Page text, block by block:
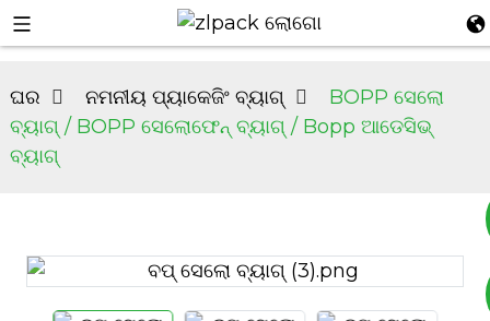
ଘର ନମନୀୟ ପ୍ୟାକେଜିଂ ବ୍ୟାଗ୍
BOPP ସେଲୋ
ବ୍ୟାଗ୍ / BOPP ସେଲୋଫେନ୍ ବ୍ୟାଗ୍ / Bopp ଆଡେସିଭ୍
ବ୍ୟାଗ୍